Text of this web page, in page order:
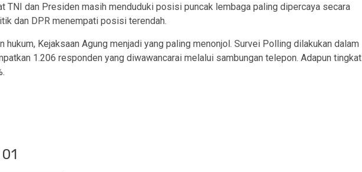
TNI dan Presiden masih menduduki posisi puncak lembaga paling dipercaya secara
dan DPR menempati posisi terendah.
hukum, Kejaksaan Agung menjadi yang paling menonjol. Survei Polling dilakukan dalam
1.206 responden yang diwawancarai melalui sambungan telepon. Adapun tingkat